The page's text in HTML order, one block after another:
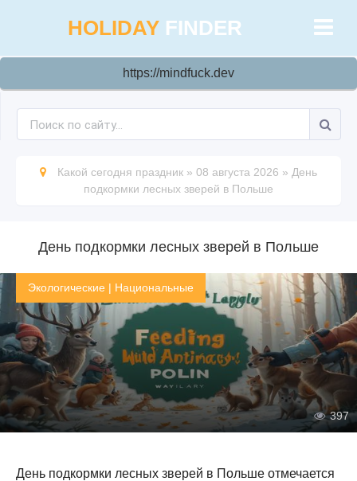
HOLIDAY FINDER
https://mindfuck.dev
Какой сегодня праздник » 08 августа 2026 » День
подкормки лесных зверей в Польше
День подкормки лесных зверей в Польше
Экологические | Национальные
397
День подкормки лесных зверей в Польше отмечается